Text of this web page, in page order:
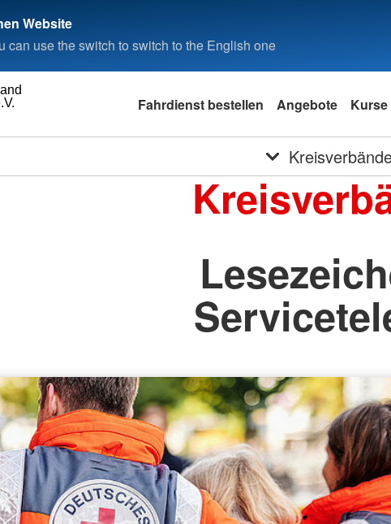
Website
can use the switch to switch to the English one
Fahrdienst bestellen Angebote Kurse